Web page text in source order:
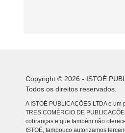
Copyright © 2026 - ISTOÉ
Todos os direitos reservados.
A ISTOÉ PUBLICAÇÕES LTDA é
TRES COMÉRCIO DE
cobranças e que também não
ISTOÉ, tampouco autorizamos